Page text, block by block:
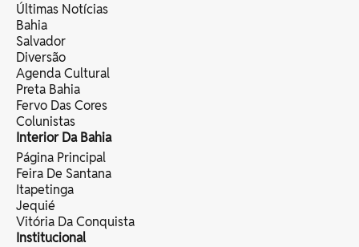
Últimas Notícias
Bahia
Salvador
Diversão
Agenda Cultural
Preta Bahia
Fervo Das Cores
Colunistas
Interior Da Bahia
Página Principal
Feira De Santana
Itapetinga
Jequié
Vitória Da Conquista
Institucional